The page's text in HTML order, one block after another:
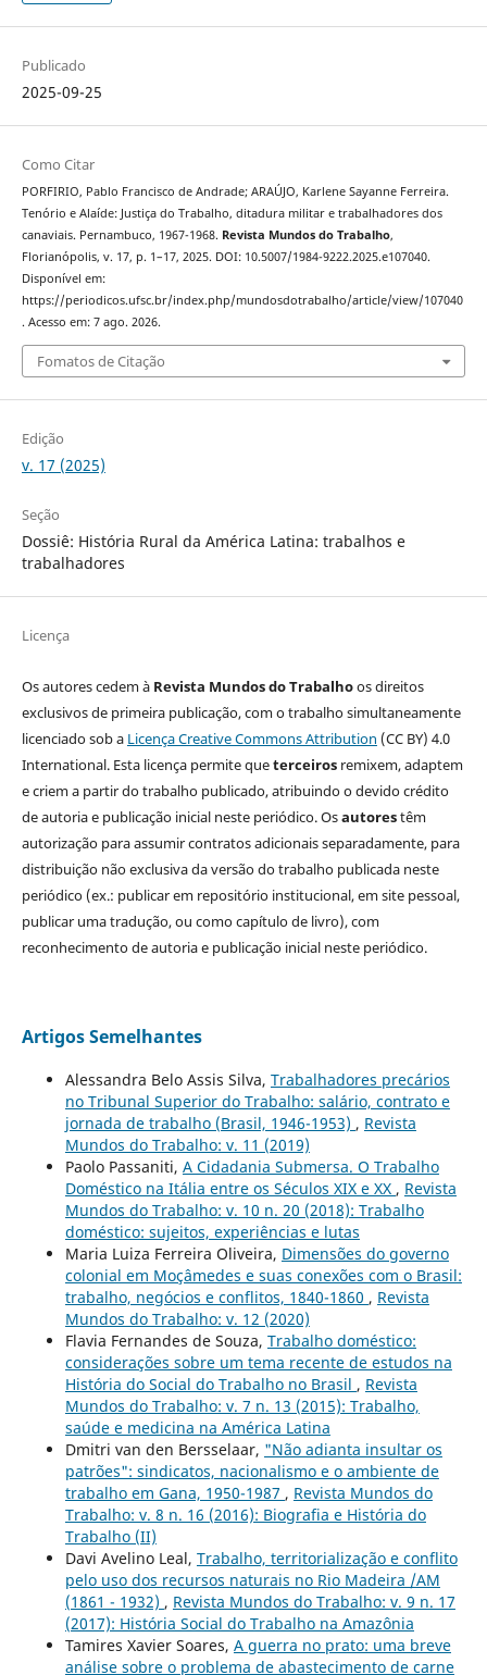
Publicado
2025-09-25
Como Citar
PORFIRIO, Pablo Francisco de Andrade; ARAÚJO, Karlene Sayanne Ferreira.
Tenório e Alaíde: Justiça do Trabalho, ditadura militar e trabalhadores dos
canaviais. Pernambuco, 1967-1968. Revista Mundos do Trabalho,
Florianópolis, v. 17, p. 1–17, 2025. DOI: 10.5007/1984-9222.2025.e107040.
Disponível em:
https://periodicos.ufsc.br/index.php/mundosdotrabalho/article/view/107040
. Acesso em: 7 ago. 2026.
Fomatos de Citação
Edição
v. 17 (2025)
Seção
Dossiê: História Rural da América Latina: trabalhos e
trabalhadores
Licença
Os autores cedem à Revista Mundos do Trabalhoos direitos
exclusivos de primeira publicação, com o trabalho simultaneamente
licenciado sob a Licença Creative Commons Attribution (CC BY) 4.0
International. Esta licença permite queterceirosremixem, adaptem
e criem a partir do trabalho publicado, atribuindo o devido crédito
de autoria e publicação inicial neste periódico. Osautorestêm
autorização para assumir contratos adicionais separadamente, para
distribuição não exclusiva da versão do trabalho publicada neste
periódico (ex.: publicar em repositório institucional, em site pessoal,
publicar uma tradução, ou como capítulo de livro), com
reconhecimento de autoria e publicação inicial neste periódico.
Artigos Semelhantes
Alessandra Belo Assis Silva, Trabalhadores precários
no Tribunal Superior do Trabalho: salário, contrato e
jornada de trabalho (Brasil, 1946-1953) , Revista
Mundos do Trabalho: v. 11 (2019)
Paolo Passaniti, A Cidadania Submersa. O Trabalho
Doméstico na Itália entre os Séculos XIX e XX , Revista
Mundos do Trabalho: v. 10 n. 20 (2018): Trabalho
doméstico: sujeitos, experiências e lutas
Maria Luiza Ferreira Oliveira, Dimensões do governo
colonial em Moçâmedes e suas conexões com o Brasil:
trabalho, negócios e conflitos, 1840-1860 , Revista
Mundos do Trabalho: v. 12 (2020)
Flavia Fernandes de Souza, Trabalho doméstico:
considerações sobre um tema recente de estudos na
História do Social do Trabalho no Brasil , Revista
Mundos do Trabalho: v. 7 n. 13 (2015): Trabalho,
saúde e medicina na América Latina
Dmitri van den Bersselaar, "Não adianta insultar os
patrões": sindicatos, nacionalismo e o ambiente de
trabalho em Gana, 1950-1987 , Revista Mundos do
Trabalho: v. 8 n. 16 (2016): Biografia e História do
Trabalho (II)
Davi Avelino Leal, Trabalho, territorialização e conflito
pelo uso dos recursos naturais no Rio Madeira /AM
(1861 - 1932) , Revista Mundos do Trabalho: v. 9 n. 17
(2017): História Social do Trabalho na Amazônia
Tamires Xavier Soares, A guerra no prato: uma breve
análise sobre o problema de abastecimento de carne